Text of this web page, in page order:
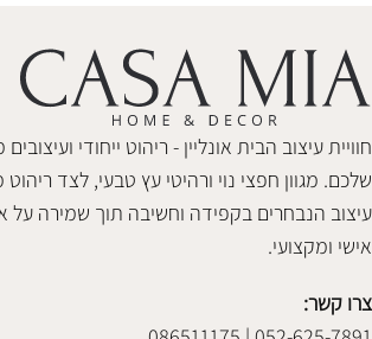
חוויית עיצוב הבית אונליין - ריהוט ייחודי
שלכם. מגוון חפצי נוי ורהיטי עץ טבעי, לצד ריהוט
עיצוב הנבחרים בקפידה וחשיבה תוך שמירה על
אישי ומקצועי.
צרו קשר: